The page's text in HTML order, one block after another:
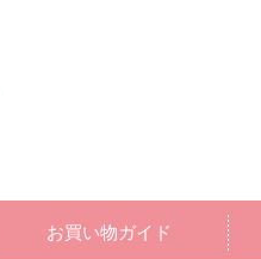
お買い物ガイド